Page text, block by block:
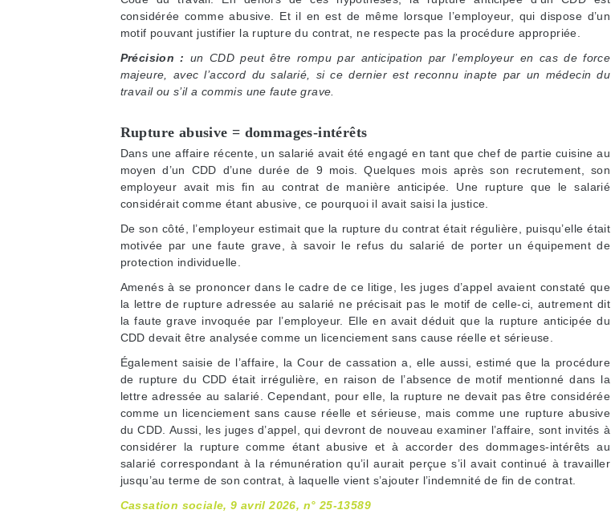
considérée comme abusive. Et il en est de même lorsque l’employeur, qui dispose d’un
motif pouvant justifier la rupture du contrat, ne respecte pas la procédure appropriée.
Précision : un CDD peut être rompu par anticipation par l’employeur en cas de force
majeure, avec l’accord du salarié, si ce dernier est reconnu inapte par un médecin du
travail ou s’il a commis une faute grave.
Rupture abusive = dommages-intérêts
Dans une affaire récente, un salarié avait été engagé en tant que chef de partie cuisine au
moyen d’un CDD d’une durée de 9 mois. Quelques mois après son recrutement, son
employeur avait mis fin au contrat de manière anticipée. Une rupture que le salarié
considérait comme étant abusive, ce pourquoi il avait saisi la justice.
De son côté, l’employeur estimait que la rupture du contrat était régulière, puisqu’elle était
motivée par une faute grave, à savoir le refus du salarié de porter un équipement de
protection individuelle.
Amenés à se prononcer dans le cadre de ce litige, les juges d’appel avaient constaté que
la lettre de rupture adressée au salarié ne précisait pas le motif de celle-ci, autrement dit
la faute grave invoquée par l’employeur. Elle en avait déduit que la rupture anticipée du
CDD devait être analysée comme un licenciement sans cause réelle et sérieuse.
Également saisie de l’affaire, la Cour de cassation a, elle aussi, estimé que la procédure
de rupture du CDD était irrégulière, en raison de l’absence de motif mentionné dans la
lettre adressée au salarié. Cependant, pour elle, la rupture ne devait pas être considérée
comme un licenciement sans cause réelle et sérieuse, mais comme une rupture abusive
du CDD. Aussi, les juges d’appel, qui devront de nouveau examiner l’affaire, sont invités à
considérer la rupture comme étant abusive et à accorder des dommages-intérêts au
salarié correspondant à la rémunération qu’il aurait perçue s’il avait continué à travailler
jusqu’au terme de son contrat, à laquelle vient s’ajouter l’indemnité de fin de contrat.
Cassation sociale, 9 avril 2026, n° 25-13589